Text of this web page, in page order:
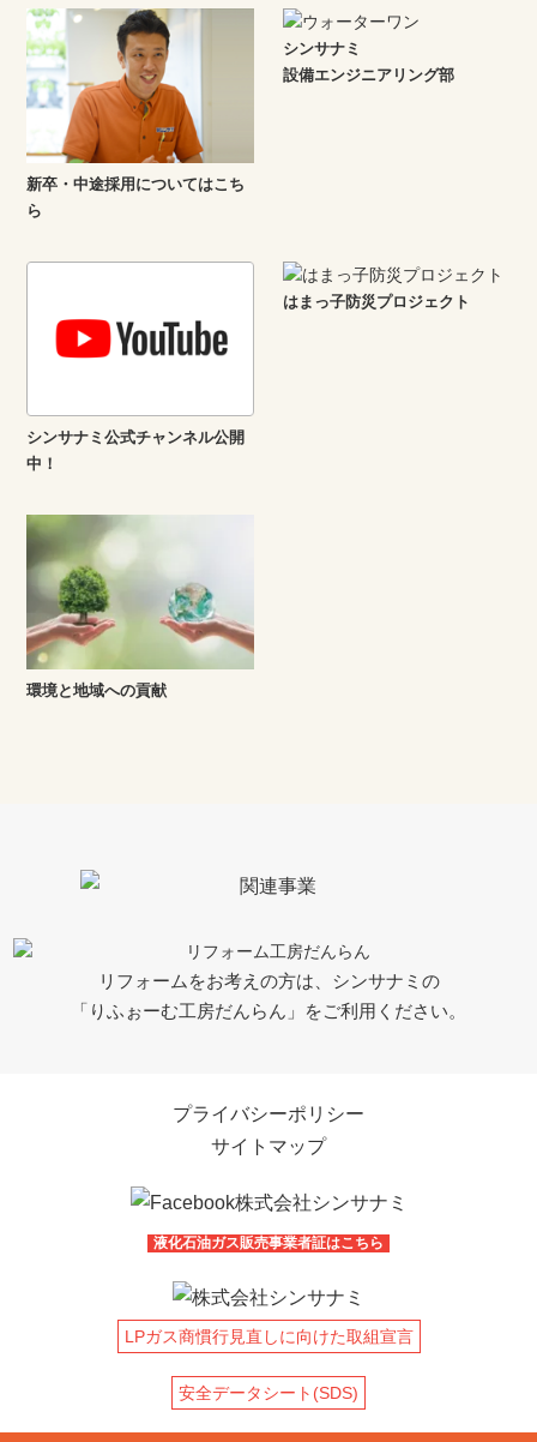
新卒・中途採用についてはこち
ら
シンサナミ
設備エンジニアリング部
シンサナミ公式チャンネル公開
中！
はまっ子防災プロジェクト
環境と地域への貢献
リフォームをお考えの方は、シンサナミの
「りふぉーむ工房だんらん」をご利用ください。
プライバシーポリシー
サイトマップ
液化石油ガス販売事業者証はこちら
LPガス商慣行見直しに向けた取組宣言
安全データシート(SDS)